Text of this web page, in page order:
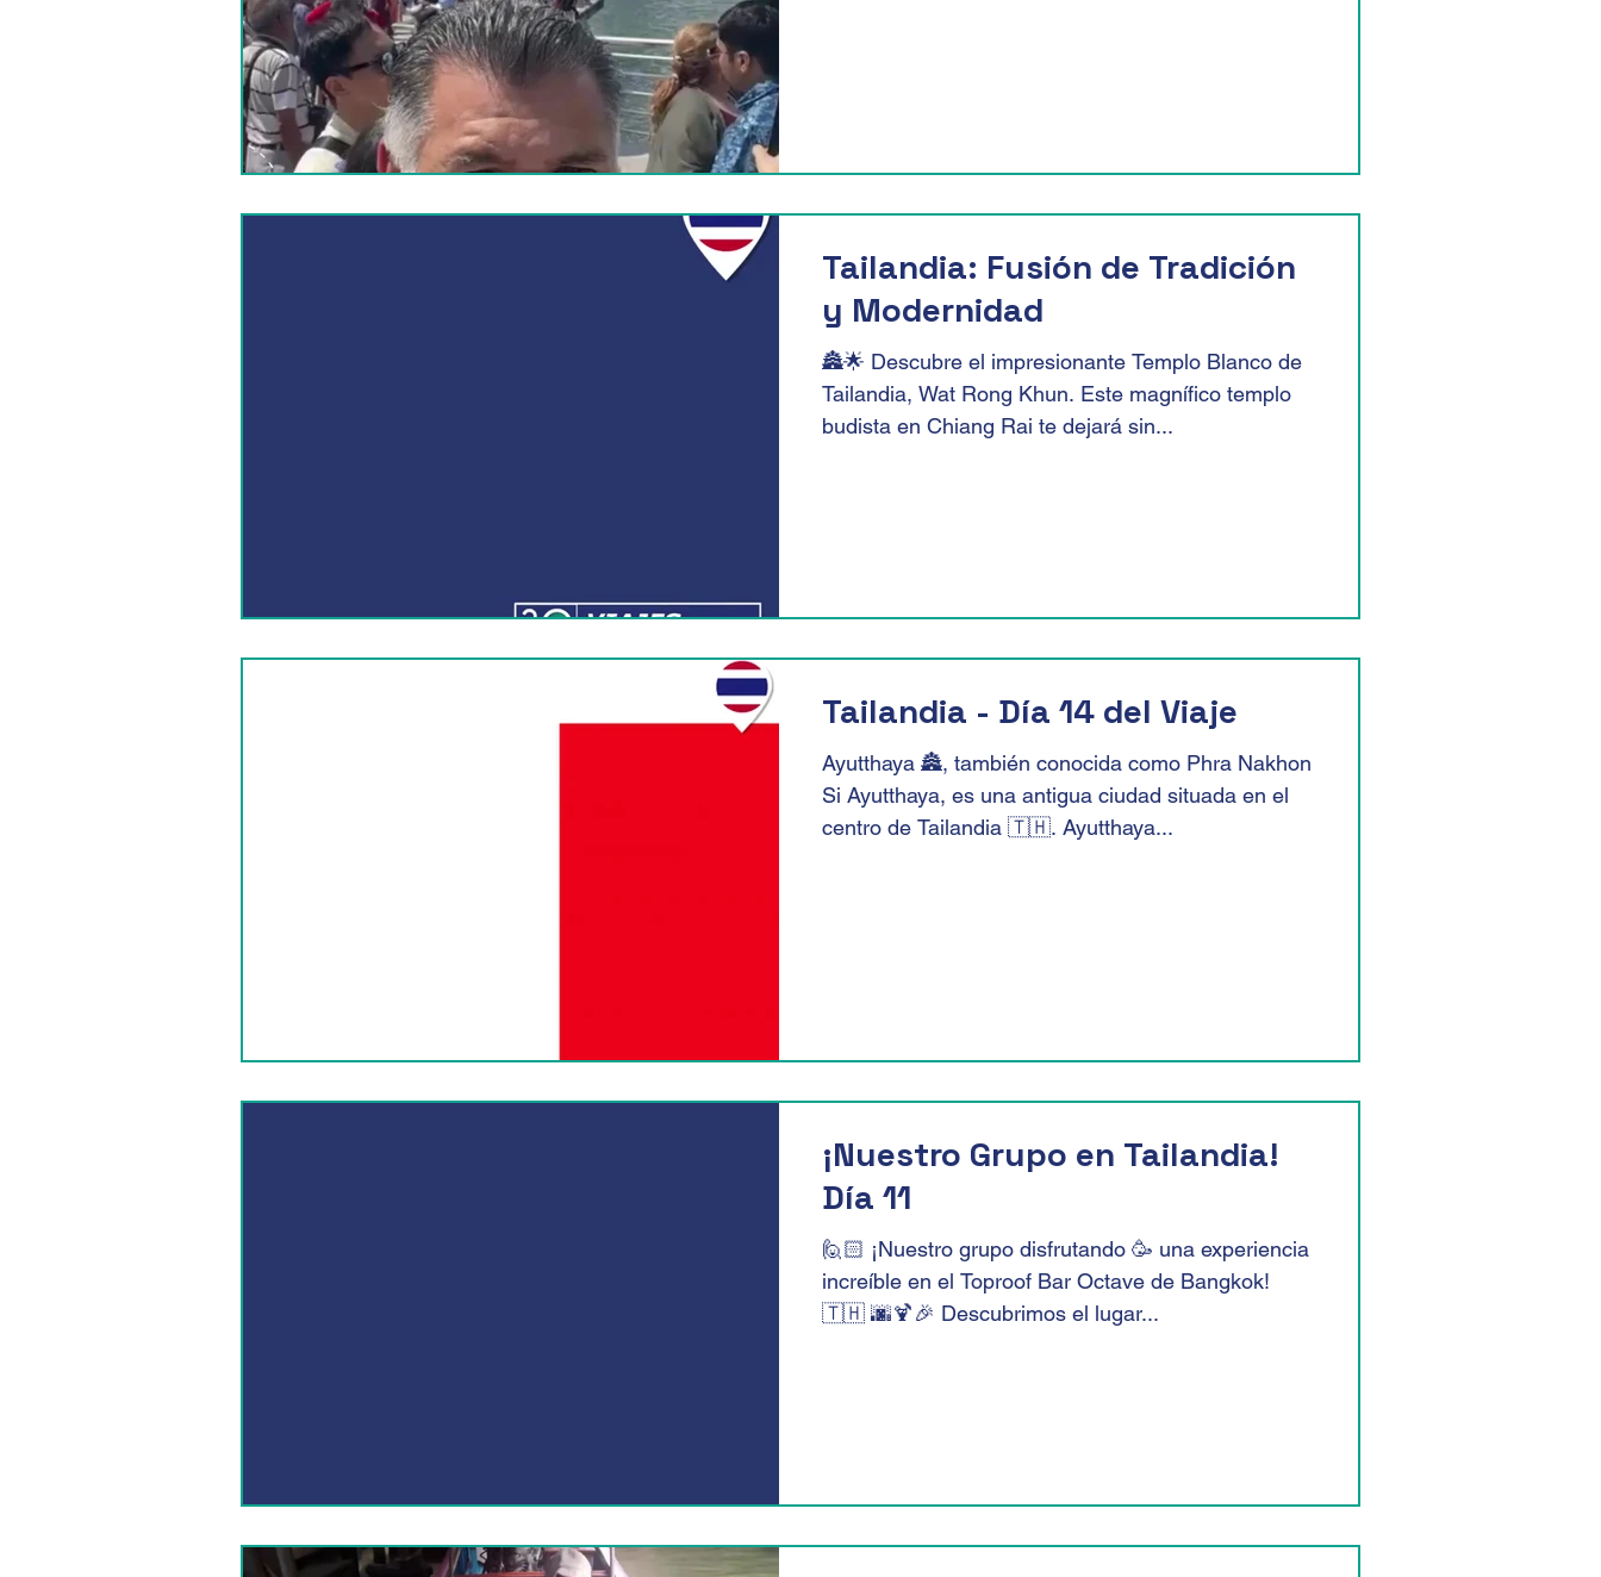
Tailandia: Fusión de Tradición
y Modernidad
🏯🌟 Descubre el impresionante Templo Blanco de
Tailandia, Wat Rong Khun. Este magnífico templo
budista en Chiang Rai te dejará sin...
Tailandia - Día 14 del Viaje
Ayutthaya 🏯, también conocida como Phra Nakhon
Si Ayutthaya, es una antigua ciudad situada en el
centro de Tailandia 🇹🇭. Ayutthaya...
¡Nuestro Grupo en Tailandia!
Día 11
🙋🏻‍ ¡Nuestro grupo disfrutando 🥳 una experiencia
increíble en el Toproof Bar Octave de Bangkok!
🇹🇭 🌆🍹🎉 Descubrimos el lugar...